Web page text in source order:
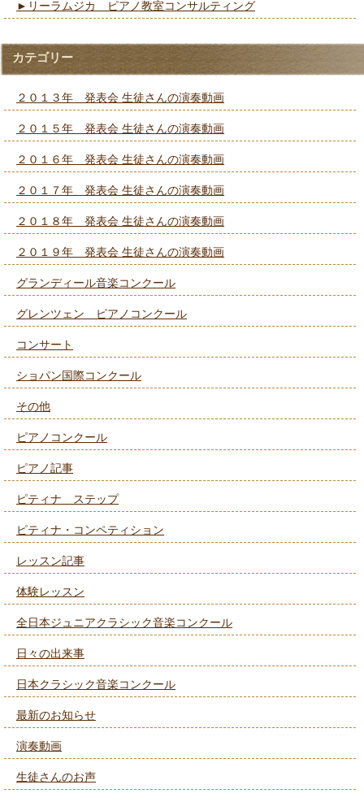
►リーラムジカ ピアノ教室コンサルティング
カテゴリー
２０１３年 発表会 生徒さんの演奏動画
２０１５年 発表会 生徒さんの演奏動画
２０１６年 発表会 生徒さんの演奏動画
２０１７年 発表会 生徒さんの演奏動画
２０１８年 発表会 生徒さんの演奏動画
２０１９年 発表会 生徒さんの演奏動画
グランディール音楽コンクール
グレンツェン ピアノコンクール
コンサート
ショパン国際コンクール
その他
ピアノコンクール
ピアノ記事
ピティナ ステップ
ピティナ・コンペティション
レッスン記事
体験レッスン
全日本ジュニアクラシック音楽コンクール
日々の出来事
日本クラシック音楽コンクール
最新のお知らせ
演奏動画
生徒さんのお声